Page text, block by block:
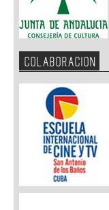
COLABORACION